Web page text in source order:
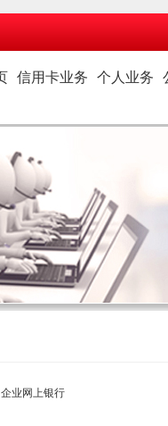
信用卡业务 个人业务
企业网上银行